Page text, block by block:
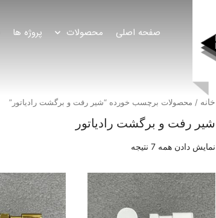
صفحه اصلی محصولات پروژه ها
خانه / محصولات برچسب خورده “شیر رفت و برگشت رادیاتور”
شیر رفت و برگشت رادیاتور
نمایش دادن همه 7 نتیجه